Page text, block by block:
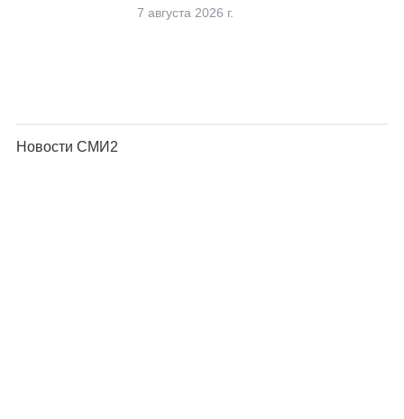
7 августа 2026 г.